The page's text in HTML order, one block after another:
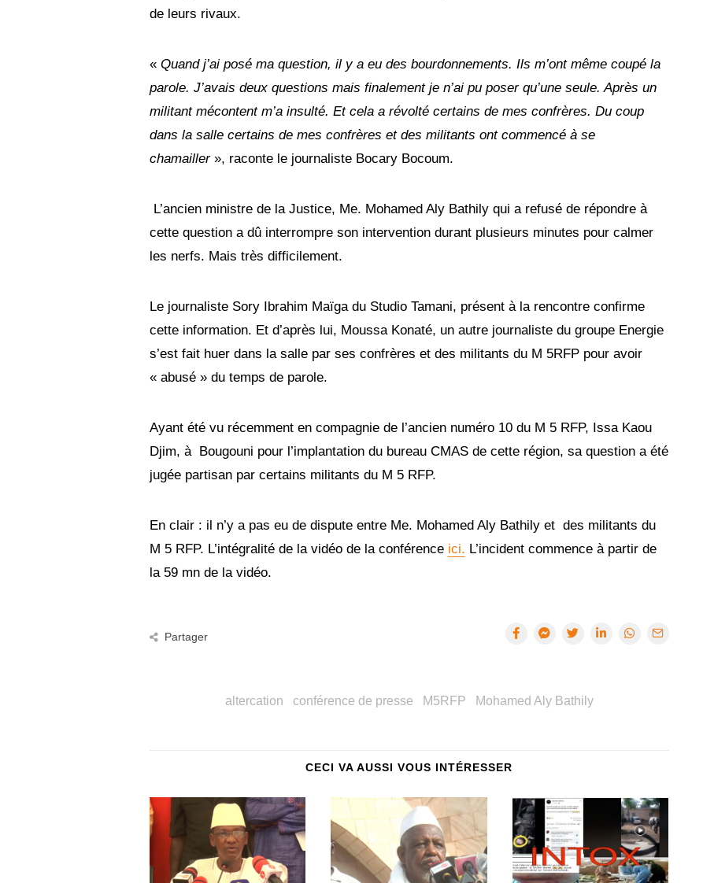
de leurs rivaux.
« Quand j’ai posé ma question, il y a eu des bourdonnements. Ils m’ont même coupé la
parole. J’avais deux questions mais finalement je n’ai pu poser qu’une seule. Après un
militant mécontent m’a insulté. Et cela a révolté certains de mes confrères. Du coup
dans la salle certains de mes confrères et des militants ont commencé à se
chamailler», raconte le journaliste Bocary Bocoum.
L’ancien ministre de la Justice, Me. Mohamed Aly Bathily qui a refusé de répondre à
cette question a dû interrompre son intervention durant plusieurs minutes pour calmer
les nerfs. Mais très difficilement.
Le journaliste Sory Ibrahim Maïga du Studio Tamani, présent à la rencontre confirme
cette information. Et d’après lui, Moussa Konaté, un autre journaliste du groupe Energie
s’est fait huer dans la salle par ses confrères et des militants du M 5RFP pour avoir
« abusé » du temps de parole.
Ayant été vu récemment en compagnie de l’ancien numéro 10 du M 5 RFP, Issa Kaou
Djim, à Bougouni pour l’implantation du bureau CMAS de cette région, sa question a été
jugée partisan par certains militants du M 5 RFP.
En clair : il n’y a pas eu de dispute entre Me. Mohamed Aly Bathily et des militants du
M 5 RFP. L’intégralité de la vidéo de la conférence ici. L’incident commence à partir de
la 59 mn de la vidéo.
Partager
altercation conférence de presse M5RFP Mohamed Aly Bathily
CECI VA AUSSI VOUS INTÉRESSER